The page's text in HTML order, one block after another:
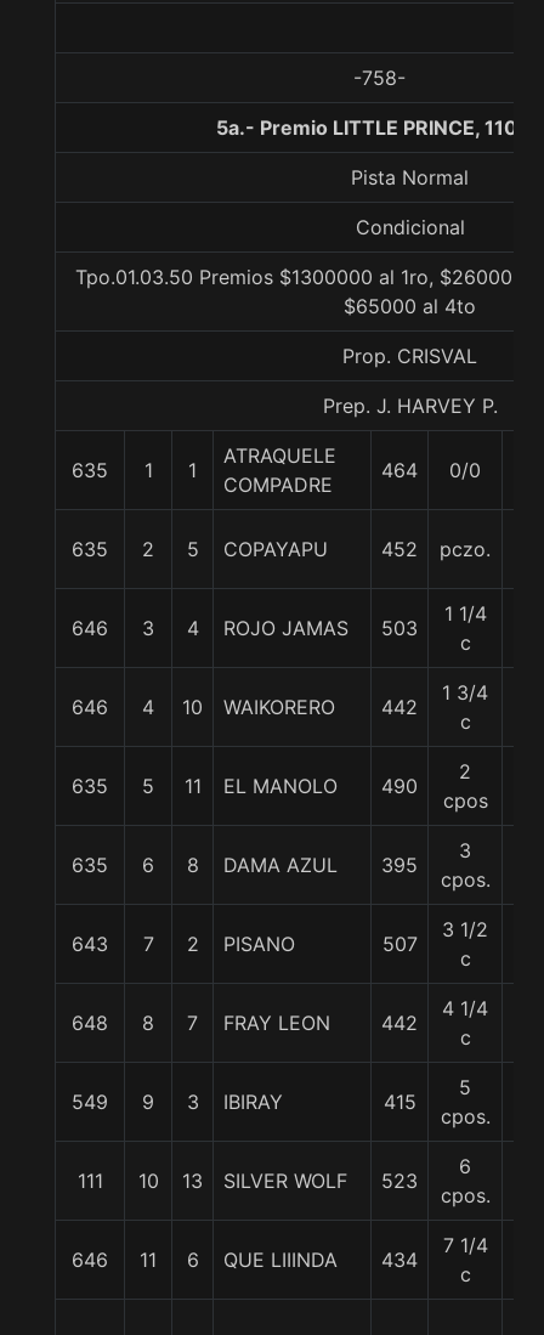
-758-
5a.- Premio LITTLE PRINCE, 1100
Pista Normal
Condicional
Tpo.01.03.50 Premios $1300000 al 1ro, $260000
$65000 al 4to
Prop. CRISVAL
Prep. J. HARVEY P.
635 1 1
ATRAQUELE
COMPADRE
464 0/0
635 2 5 COPAYAPU 452 pczo.
646 3 4 ROJO JAMAS 503
1 1/4
c
646 4 10 WAIKORERO 442
1 3/4
c
635 5 11 EL MANOLO 490
2
cpos
635 6 8 DAMA AZUL 395
3
cpos.
643 7 2 PISANO 507
3 1/2
c
648 8 7 FRAY LEON 442
4 1/4
c
549 9 3 IBIRAY 415
5
cpos.
111 10 13 SILVER WOLF 523
6
cpos.
646 11 6 QUE LIIINDA 434
7 1/4
c